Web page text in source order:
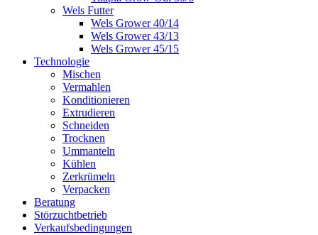
Wels Futter
Wels Grower 40/14
Wels Grower 43/13
Wels Grower 45/15
Technologie
Mischen
Vermahlen
Konditionieren
Extrudieren
Schneiden
Trocknen
Ummanteln
Kühlen
Zerkrümeln
Verpacken
Beratung
Störzuchtbetrieb
Verkaufsbedingungen